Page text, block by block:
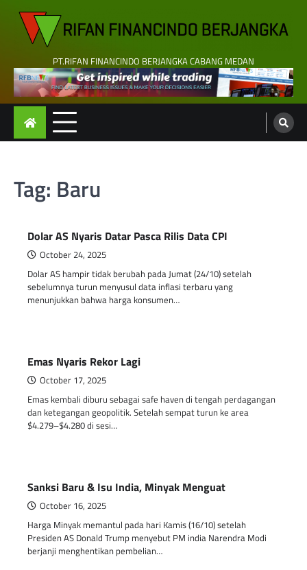
content
PT.RIFAN FINANCINDO BERJANGKA CABANG MEDAN
Tag: Baru
Dolar AS Nyaris Datar Pasca Rilis Data CPI
October 24, 2025
Dolar AS hampir tidak berubah pada Jumat (24/10) setelah
sebelumnya turun menyusul data inflasi terbaru yang
menunjukkan bahwa harga konsumen…
Emas Nyaris Rekor Lagi
October 17, 2025
Emas kembali diburu sebagai safe haven di tengah perdagangan
dan ketegangan geopolitik. Setelah sempat turun ke area
$4.279–$4.280 di sesi…
Sanksi Baru & Isu India, Minyak Menguat
October 16, 2025
Harga Minyak memantul pada hari Kamis (16/10) setelah
Presiden AS Donald Trump menyebut PM india Narendra Modi
berjanji menghentikan pembelian…